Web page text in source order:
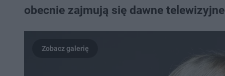
obecnie zajmują się dawne